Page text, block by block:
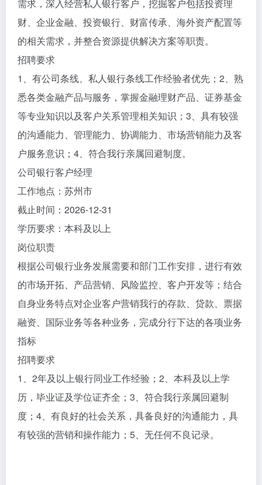
需求，深入经营私人银行客户，挖掘客户包括投资理
财、企业金融、投资银行、财富传承、海外资产配置等
的相关需求，并整合资源提供解决方案等职责。
招聘要求
1、有公司条线、私人银行条线工作经验者优先；2、熟
悉各类金融产品与服务，掌握金融理财产品、证券基金
等专业知识以及客户关系管理相关知识；3、具有较强
的沟通能力、管理能力、协调能力、市场营销能力及客
户服务意识；4、符合我行亲属回避制度。
公司银行客户经理
工作地点：苏州市
截止时间：2026-12-31
学历要求：本科及以上
岗位职责
根据公司银行业务发展需要和部门工作安排，进行有效
的市场开拓、产品营销、风险监控、客户开发等；结合
自身业务特点对企业客户营销我行的存款、贷款、票据
融资、国际业务等各种业务，完成分行下达的各项业务
指标
招聘要求
1、2年及以上银行同业工作经验；2、本科及以上学
历，毕业证及学位证齐全；3、符合我行亲属回避制
度；4、有良好的社会关系，具备良好的沟通能力，具
有较强的营销和操作能力；5、无任何不良记录。